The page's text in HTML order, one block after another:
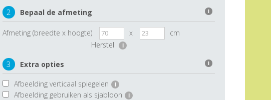
2 Bepaal de afmeting i
Afmeting (breedte x hoogte) x
cm
Herstel
i
3 Extra opties i
Afbeelding verticaal spiegelen i
Afbeelding gebruiken als sjabloon i